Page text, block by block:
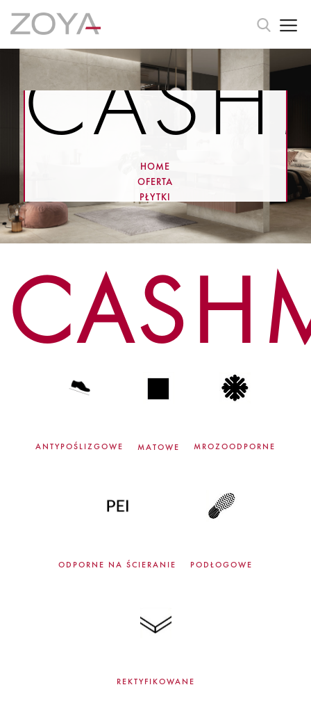
HOME
OFERTA
PŁYTKI
GRESY
CASHMERE
ANTYPOŚLIZGOWE MATOWE MROZOODPORNE
ODPORNE NA ŚCIERANIE PODŁOGOWE
REKTYFIKOWANE